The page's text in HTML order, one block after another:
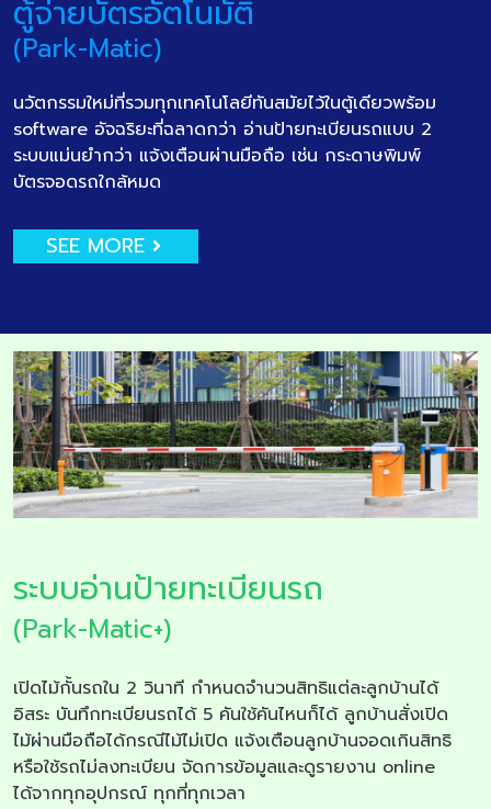
ตู้จ่ายบัตรอัตโนมัติ
(Park-Matic)
นวัตกรรมใหม่ที่รวมทุกเทคโนโลยีทันสมัยไว้ในตู้เดียวพร้อม
software อัจฉริยะที่ฉลาดกว่า อ่านป้ายทะเบียนรถแบบ 2
ระบบแม่นยำกว่า แจ้งเตือนผ่านมือถือ เช่น กระดาษพิมพ์
บัตรจอดรถใกล้หมด
SEE MORE
ระบบอ่านป้ายทะเบียนรถ
(Park-Matic+)
เปิดไม้กั้นรถใน 2 วินาที กำหนดจำนวนสิทธิแต่ละลูกบ้านได้
อิสระ บันทึกทะเบียนรถได้ 5 คันใช้คันไหนก็ได้ ลูกบ้านสั่งเปิด
ไม้ผ่านมือถือได้กรณีไม้ไม่เปิด แจ้งเตือนลูกบ้านจอดเกินสิทธิ
หรือใช้รถไม่ลงทะเบียน จัดการข้อมูลและดูรายงาน online
ได้จากทุกอุปกรณ์ ทุกที่ทุกเวลา